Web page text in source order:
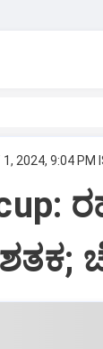
1, 2024, 9:04 PM